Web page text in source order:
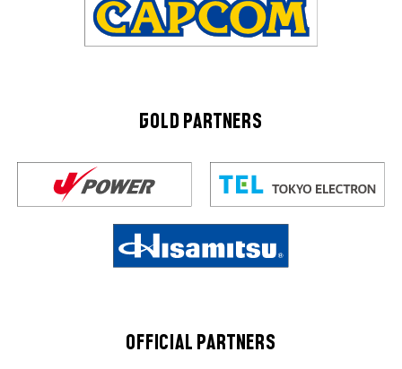
GOLD PARTNERS
OFFICIAL PARTNERS